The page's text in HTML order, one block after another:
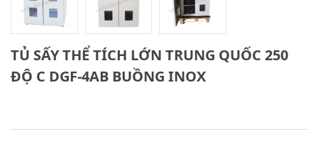
TỦ SẤY THỂ TÍCH LỚN TRUNG QUỐC 250
ĐỘ C DGF-4AB BUỒNG INOX